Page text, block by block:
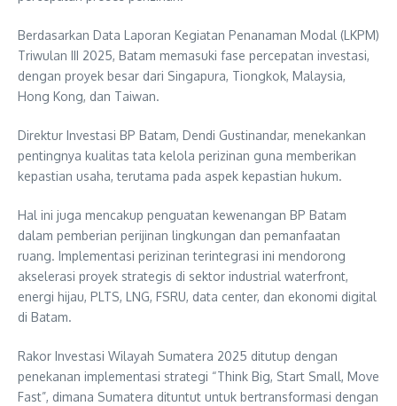
Berdasarkan Data Laporan Kegiatan Penanaman Modal (LKPM)
Triwulan III 2025, Batam memasuki fase percepatan investasi,
dengan proyek besar dari Singapura, Tiongkok, Malaysia,
Hong Kong, dan Taiwan.
Direktur Investasi BP Batam, Dendi Gustinandar, menekankan
pentingnya kualitas tata kelola perizinan guna memberikan
kepastian usaha, terutama pada aspek kepastian hukum.
Hal ini juga mencakup penguatan kewenangan BP Batam
dalam pemberian perijinan lingkungan dan pemanfaatan
ruang. Implementasi perizinan terintegrasi ini mendorong
akselerasi proyek strategis di sektor industrial waterfront,
energi hijau, PLTS, LNG, FSRU, data center, dan ekonomi digital
di Batam.
Rakor Investasi Wilayah Sumatera 2025 ditutup dengan
penekanan implementasi strategi “Think Big, Start Small, Move
Fast”, dimana Sumatera dituntut untuk bertransformasi dengan